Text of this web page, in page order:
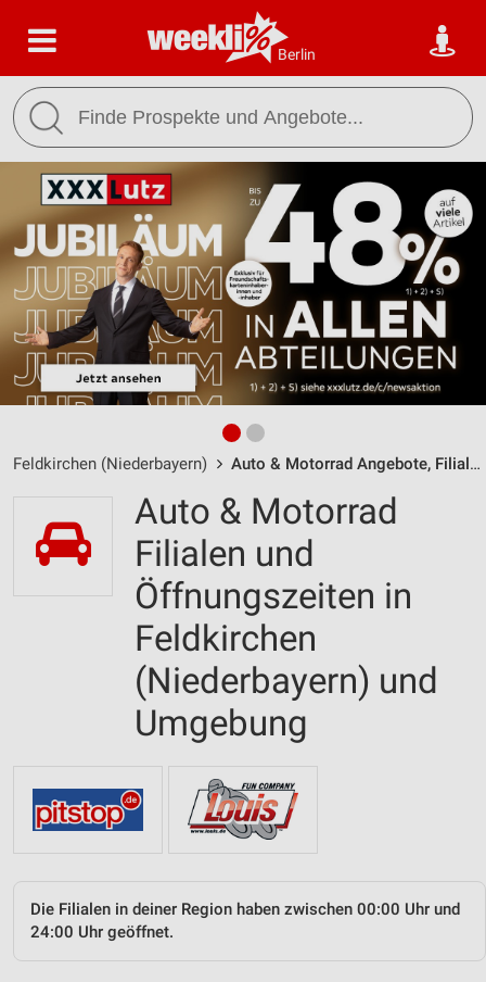
Berlin
Feldkirchen (Niederbayern) Auto & Motorrad Angebote, Filialen & Öffnungszeiten
Auto & Motorrad
Filialen und
Öffnungszeiten in
Feldkirchen
(Niederbayern) und
Umgebung
Die Filialen in deiner Region haben zwischen 00:00 Uhr und
24:00 Uhr geöffnet.